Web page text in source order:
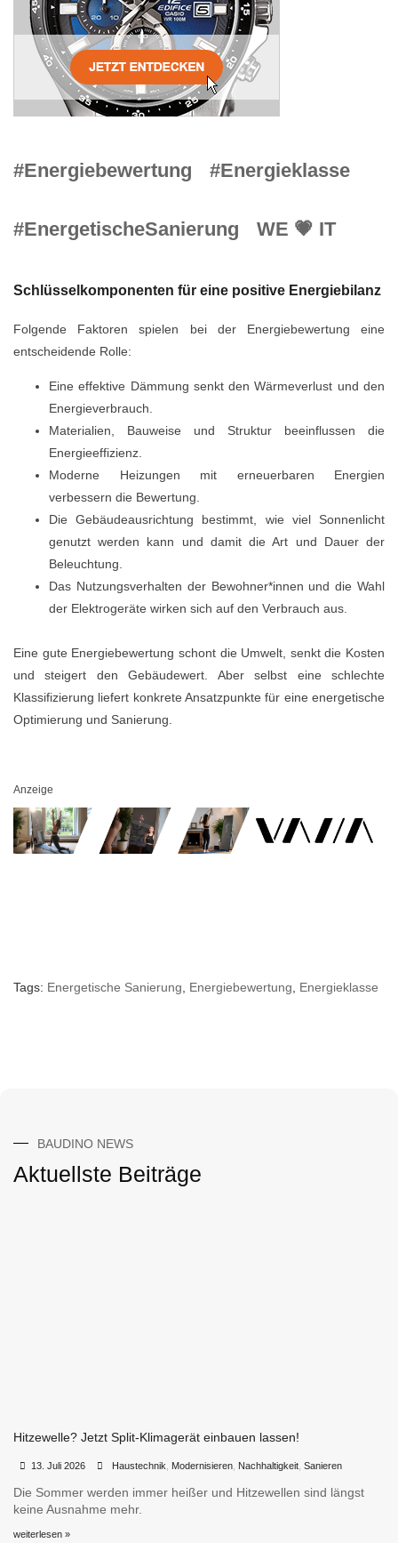
#Energiebewertung #Energieklasse
#EnergetischeSanierung WE 💗 IT
Schlüsselkomponenten für eine positive Energiebilanz
Folgende Faktoren spielen bei der Energiebewertung eine
entscheidende Rolle:
Eine effektive Dämmung senkt den Wärmeverlust und den
Energieverbrauch.
Materialien, Bauweise und Struktur beeinflussen die
Energieeffizienz.
Moderne Heizungen mit erneuerbaren Energien
verbessern die Bewertung.
Die Gebäudeausrichtung bestimmt, wie viel Sonnenlicht
genutzt werden kann und damit die Art und Dauer der
Beleuchtung.
Das Nutzungsverhalten der Bewohner*innen und die Wahl
der Elektrogeräte wirken sich auf den Verbrauch aus.
Eine gute Energiebewertung schont die Umwelt, senkt die Kosten
und steigert den Gebäudewert. Aber selbst eine schlechte
Klassifizierung liefert konkrete Ansatzpunkte für eine energetische
Optimierung und Sanierung.
Anzeige
Tags: Energetische Sanierung Energiebewertung Energieklasse
BAUDINO NEWS
Aktuellste Beiträge
Hitzewelle? Jetzt Split-Klimagerät einbauen lassen!
13. Juli 2026 Haustechnik Modernisieren, Nachhaltigkeit, Sanieren
Die Sommer werden immer heißer und Hitzewellen sind längst
keine Ausnahme mehr.
weiterlesen »